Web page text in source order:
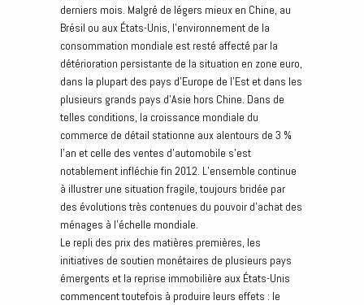
derniers mois. Malgré de légers mieux en Chine, au
Brésil ou aux États-Unis, l’environnement de la
consommation mondiale est resté affecté par la
détérioration persistante de la situation en zone euro,
dans la plupart des pays d’Europe de l’Est et dans les
plusieurs grands pays d’Asie hors Chine. Dans de
telles conditions, la croissance mondiale du
commerce de détail stationne aux alentours de 3 %
l’an et celle des ventes d’automobile s’est
notablement infléchie fin 2012. L’ensemble continue
à illustrer une situation fragile, toujours bridée par
des évolutions très contenues du pouvoir d’achat des
ménages à l’échelle mondiale.
Le repli des prix des matières premières, les
initiatives de soutien monétaires de plusieurs pays
émergents et la reprise immobilière aux États-Unis
commencent toutefois à produire leurs effets : le